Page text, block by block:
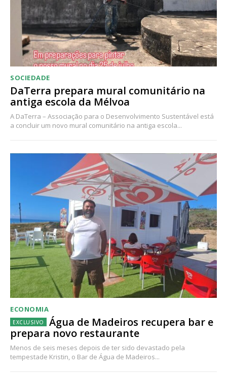
assinantes
Ofertas para assinatura anual
Escolha o plano
SOCIEDADE
DaTerra prepara mural comunitário na
antiga escola da Mélvoa
A DaTerra – Associação para o Desenvolvimento Sustentável está
a concluir um novo mural comunitário na antiga escola...
ECONOMIA
Água de Madeiros recupera bar e
prepara novo restaurante
Menos de seis meses depois de ter sido devastado pela
tempestade Kristin, o Bar de Água de Madeiros...